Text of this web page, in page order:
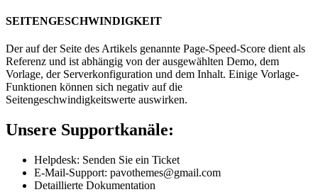
SEITENGESCHWINDIGKEIT
Der auf der Seite des Artikels genannte Page-Speed-Score dient als
Referenz und ist abhängig von der ausgewählten Demo, dem
Vorlage, der Serverkonfiguration und dem Inhalt. Einige Vorlage-
Funktionen können sich negativ auf die
Seitengeschwindigkeitswerte auswirken.
Unsere Supportkanäle:
Helpdesk: Senden Sie ein Ticket
E-Mail-Support: pavothemes@gmail.com
Detaillierte Dokumentation